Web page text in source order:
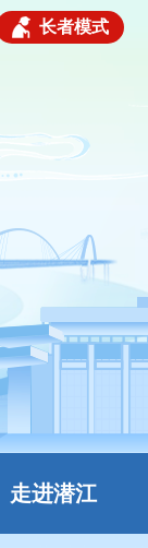
长者模式
走进潜江